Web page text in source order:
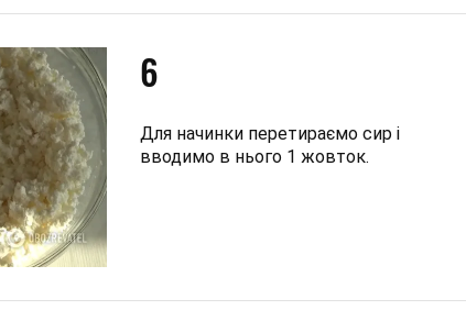
6
Для начинки перетираємо сир і
вводимо в нього 1 жовток.